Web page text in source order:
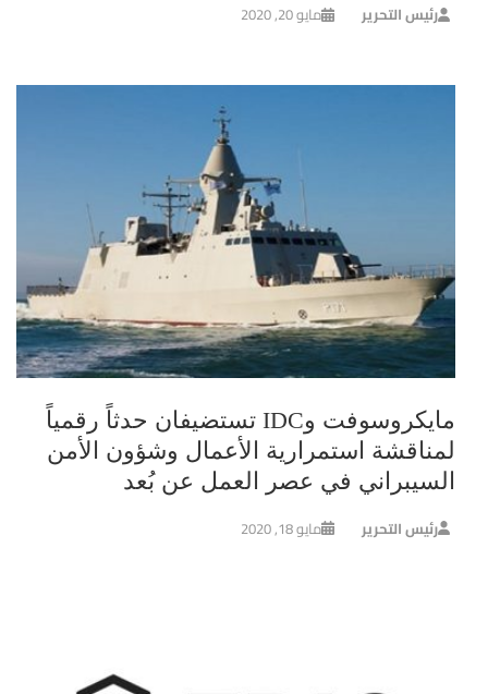
رئيس التحرير مايو 20, 2020
مايكروسوفت وIDC تستضيفان حدثاً رقمياً
لمناقشة استمرارية الأعمال وشؤون الأمن
السيبراني في عصر العمل عن بُعد
رئيس التحرير مايو 18, 2020